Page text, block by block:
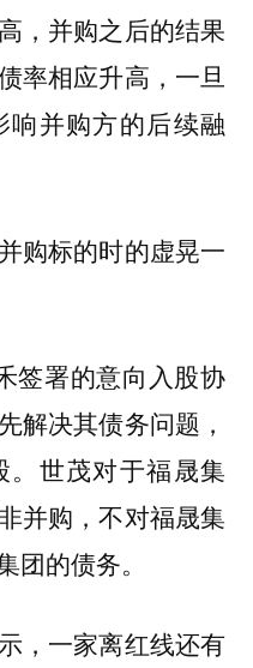
，并购之后的结果
率相应升高，一旦
并购方的后续融
购标的时的虚晃一
签署的意向入股协
解决其债务问题，
世茂对于福晟集
并购，不对福晟集
团的债务。
，一家离红线还有